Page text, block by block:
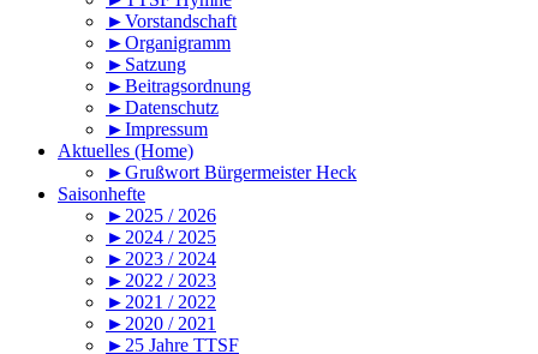
►Vorstandschaft
►Organigramm
►Satzung
►Beitragsordnung
►Datenschutz
►Impressum
Aktuelles (Home)
►Grußwort Bürgermeister Heck
Saisonhefte
►2025 / 2026
►2024 / 2025
►2023 / 2024
►2022 / 2023
►2021 / 2022
►2020 / 2021
►25 Jahre TTSF